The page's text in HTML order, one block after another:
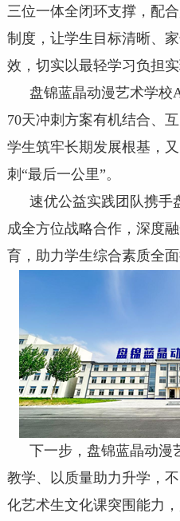
三位一体全闭环支撑，配
制度，让学生目标清晰、
效，切实以最轻学习负担
盘锦蓝晶动漫艺术学校
70天冲刺方案有机结合、
学生筑牢长期发展根基，
刺“最后一公里”。
速优公益实践团队携手
成全方位战略合作，深度
育，助力学生综合素质全面
下一步，盘锦蓝晶动漫
教学、以质量助力升学，
化艺术生文化课突围能力